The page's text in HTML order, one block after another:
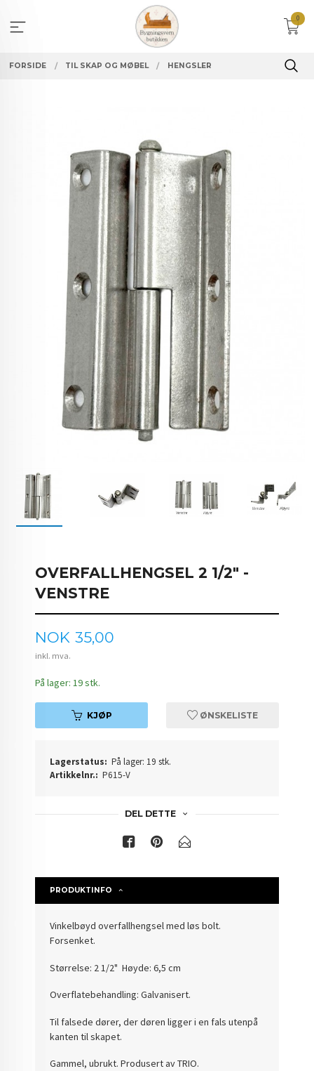
innholdet
0
FORSIDE TIL SKAP OG MØBEL HENGSLER
OVERFALLHENGSEL 2 1/2" -
VENSTRE
Pris
NOK 35,00
inkl. mva.
På lager: 19 stk.
KJØP ØNSKELISTE
Lagerstatus: På lager: 19 stk.
Artikkelnr.: P615-V
DEL DETTE
PRODUKTINFO
Vinkelbøyd overfallhengsel med løs bolt.
Forsenket.
Størrelse: 2 1/2" Høyde: 6,5 cm
Overflatebehandling: Galvanisert.
Til falsede dører, der døren ligger i en fals utenpå
kanten til skapet.
Gammel, ubrukt. Produsert av TRIO.